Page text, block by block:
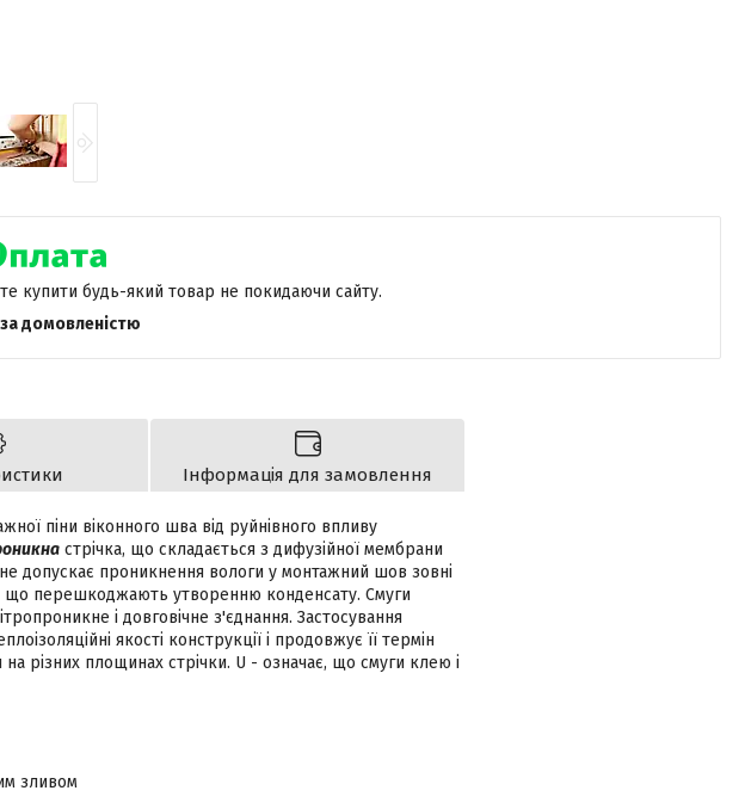
купити будь-який товар не покидаючи сайту.
за домовленістю
Інформація для замовлення
піни віконного шва від руйнівного впливу
стрічка, що складається з дифузійної мембрани
допускає проникнення вологи у монтажний шов зовні
що перешкоджають утворенню конденсату. Смуги
і довговічне з'єднання. Застосування
якості конструкції і продовжує її термін
різних площинах стрічки. U - означає, що смуги клею і
зливом